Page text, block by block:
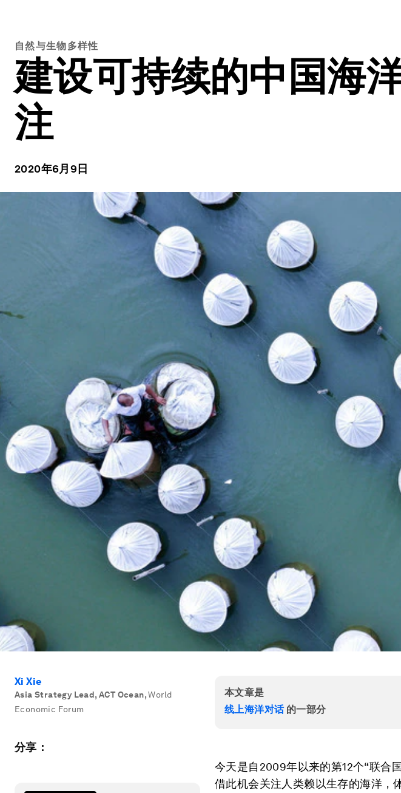
自然与生物多样性
建设可持续的中国海
注
2020年6月9日
Xi Xie
Asia Strategy Lead, ACT Ocean, World
Economic Forum
分享：
本文章是
线上海洋对话的一部分
今天是自2009年以来的第12个“联合
借此机会关注人类赖以生存的海洋，